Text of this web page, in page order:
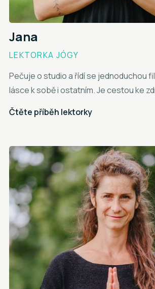
Jana
LEKTORKA JÓGY
Pečuje o studio a řídí se jednoduchou
lásce k sobě i ostatním. Je cestou ke
Čtěte příběh lektorky